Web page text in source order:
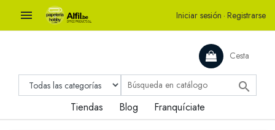
 Iniciar sesión · Registrarse
Cesta

Tiendas Blog Franquíciate